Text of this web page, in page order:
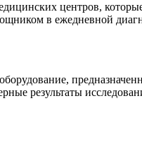
центров,
в ежедневной
результаты